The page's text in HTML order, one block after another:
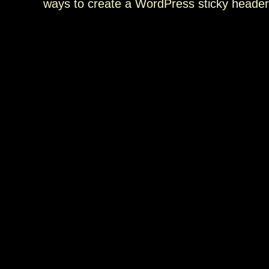
ways to create a WordPress sticky